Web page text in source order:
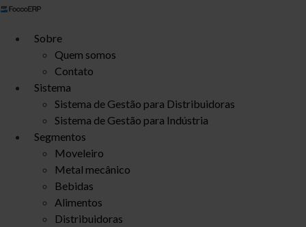
Ir
conteúdo
Sobre
Quem somos
Contato
Sistema
Sistema de Gestão para Distribuidoras
Sistema de Gestão para Indústria
Segmentos
Moveleiro
Metal mecânico
Bebidas
Alimentos
Distribuidoras